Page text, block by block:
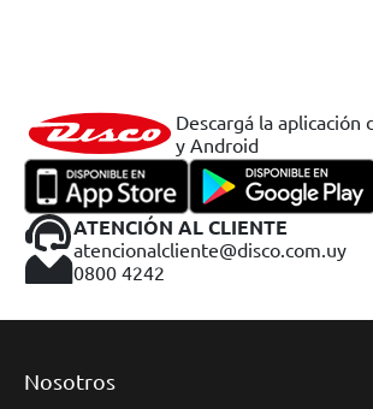
Descargá la aplicación
y Android
ATENCIÓN AL CLIENTE
atencionalcliente@disco.com.uy
0800 4242
Nosotros